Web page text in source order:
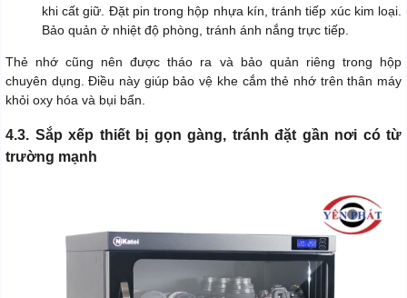
khi cất giữ. Đặt pin trong hộp nhựa kín, tránh tiếp xúc kim loại.
Bảo quản ở nhiệt độ phòng, tránh ánh nắng trực tiếp.
Thẻ nhớ cũng nên được tháo ra và bảo quản riêng trong hộp
chuyên dụng. Điều này giúp bảo vệ khe cắm thẻ nhớ trên thân máy
khỏi oxy hóa và bụi bẩn.
4.3. Sắp xếp thiết bị gọn gàng, tránh đặt gần nơi có từ
trường mạnh